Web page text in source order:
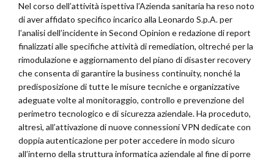
Nel corso dell’attività ispettiva l’Azienda sanitaria ha reso noto
di aver affidato specifico incarico alla Leonardo S.p.A. per
l’analisi dell’incidente in Second Opinion e redazione di report
finalizzati alle specifiche attività di remediation, oltreché per la
rimodulazione e aggiornamento del piano di disaster recovery
che consenta di garantire la business continuity, nonché la
predisposizione di tutte le misure tecniche e organizzative
adeguate volte al monitoraggio, controllo e prevenzione del
perimetro tecnologico e di sicurezza aziendale. Ha proceduto,
altresì, all’attivazione di nuove connessioni VPN dedicate con
doppia autenticazione per poter accedere in modo sicuro
all’interno della struttura informatica aziendale al fine di porre